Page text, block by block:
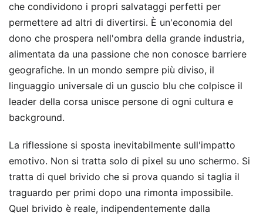
che condividono i propri salvataggi perfetti per
permettere ad altri di divertirsi. È un'economia del
dono che prospera nell'ombra della grande industria,
alimentata da una passione che non conosce barriere
geografiche. In un mondo sempre più diviso, il
linguaggio universale di un guscio blu che colpisce il
leader della corsa unisce persone di ogni cultura e
background.
La riflessione si sposta inevitabilmente sull'impatto
emotivo. Non si tratta solo di pixel su uno schermo. Si
tratta di quel brivido che si prova quando si taglia il
traguardo per primi dopo una rimonta impossibile.
Quel brivido è reale, indipendentemente dalla